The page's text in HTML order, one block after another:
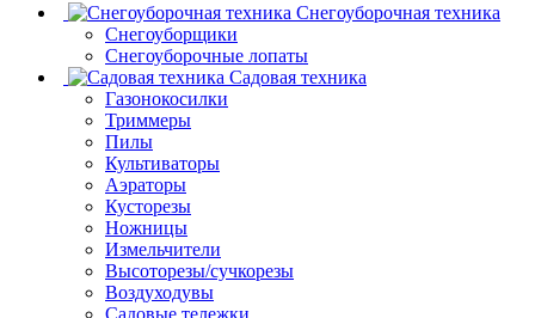
Снегоуборочная техника
Снегоуборщики
Снегоуборочные лопаты
Садовая техника
Газонокосилки
Триммеры
Пилы
Культиваторы
Аэраторы
Кусторезы
Ножницы
Измельчители
Высоторезы/сучкорезы
Воздуходувы
Садовые тележки